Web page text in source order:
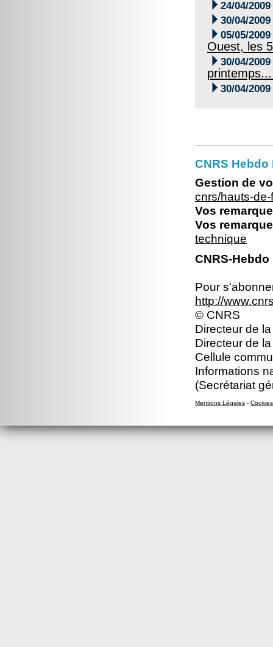
 24/04/2009
 30/04/2009
 05/05/2009
Ouest, les
 30/04/2009
 30/04/2009
CNRS
Gestion de
cnrs/hauts-
Vos
Vos
technique
CNRS-
Pour
http://
© CNRS
Directeur de
Directeur de
Cellule
Informations
(Secrétariat
Mentions Légales - Cookies